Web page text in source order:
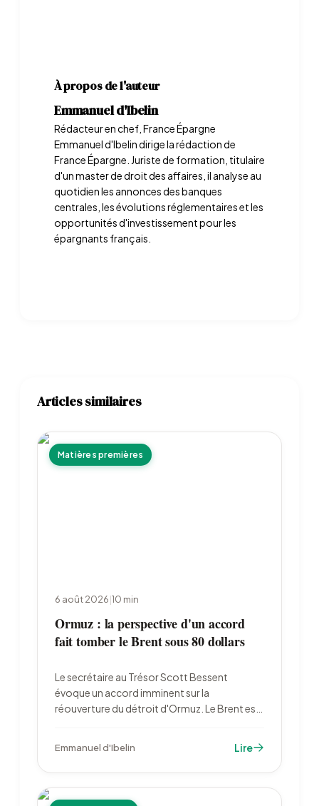
À propos de l'auteur
Emmanuel d'Ibelin
Rédacteur en chef, France Épargne
Emmanuel d'Ibelin dirige la rédaction de
France Épargne. Juriste de formation, titulaire
d'un master de droit des affaires, il analyse au
quotidien les annonces des banques
centrales, les évolutions réglementaires et les
opportunités d'investissement pour les
épargnants français.
Articles similaires
Matières premières
6 août 2026|10 min
Ormuz : la perspective d'un accord
fait tomber le Brent sous 80 dollars
Le secrétaire au Trésor Scott Bessent
évoque un accord imminent sur la
réouverture du détroit d'Ormuz. Le Brent est
deux leurs paris sur un resserrement de la Fed.
Emmanuel d'Ibelin Lire